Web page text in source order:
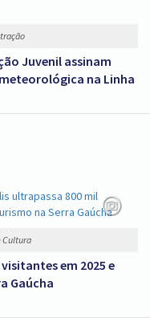
Juvenil assinam
na Linha
Cultura
em 2025 e
Gaúcha